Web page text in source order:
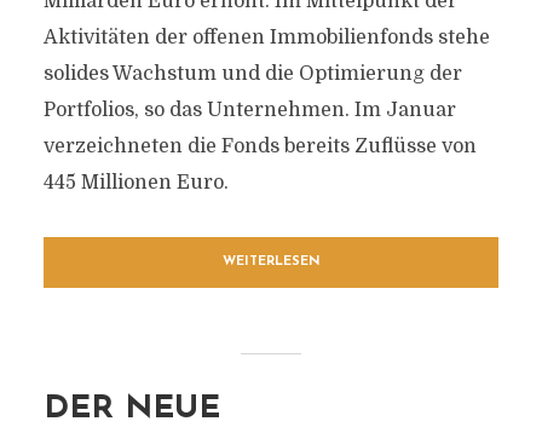
Aktivitäten der offenen Immobilienfonds stehe
solides Wachstum und die Optimierung der
Portfolios, so das Unternehmen. Im Januar
verzeichneten die Fonds bereits Zuflüsse von
445 Millionen Euro.
WEITERLESEN
DER NEUE